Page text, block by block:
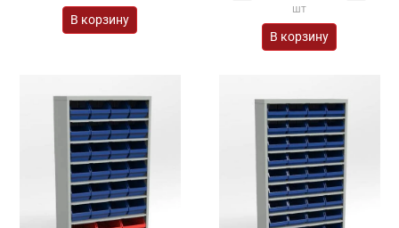
В корзину
шт
В корзину